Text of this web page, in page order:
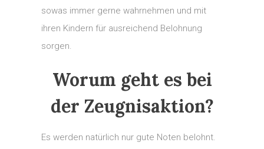
sowas immer gerne wahrnehmen und mit
ihren Kindern für ausreichend Belohnung
sorgen.
Worum geht es bei
der Zeugnisaktion?
Es werden natürlich nur gute Noten belohnt.